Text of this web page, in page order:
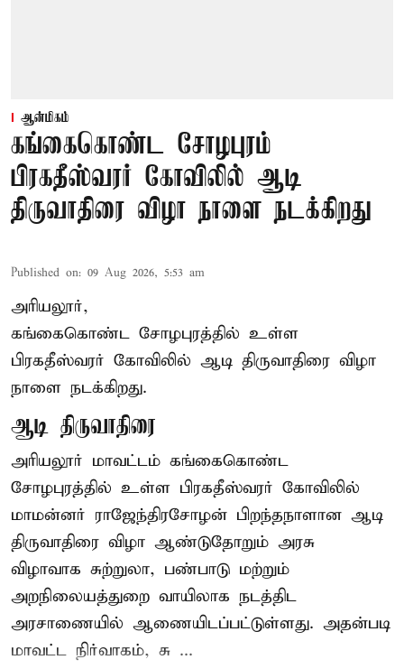
ஆன்மிகம்
கங்கைகொண்ட சோழபுரம்
பிரகதீஸ்வரர் கோவிலில் ஆடி
திருவாதிரை விழா நாளை நடக்கிறது
Published on: 09 Aug 2026, 5:53 am
அரியலூர்,
கங்கைகொண்ட சோழபுரத்தில் உள்ள
பிரகதீஸ்வரர் கோவிலில் ஆடி திருவாதிரை விழா
நாளை நடக்கிறது.
ஆடி திருவாதிரை
அரியலூர் மாவட்டம் கங்கைகொண்ட
சோழபுரத்தில் உள்ள பிரகதீஸ்வரர் கோவிலில்
மாமன்னர் ராஜேந்திரசோழன் பிறந்தநாளான ஆடி
திருவாதிரை விழா ஆண்டுதோறும் அரசு
விழாவாக சுற்றுலா, பண்பாடு மற்றும்
அறநிலையத்துறை வாயிலாக நடத்திட
அரசாணையில் ஆணையிடப்பட்டுள்ளது. அதன்படி
மாவட்ட நிர்வாகம், சு ...